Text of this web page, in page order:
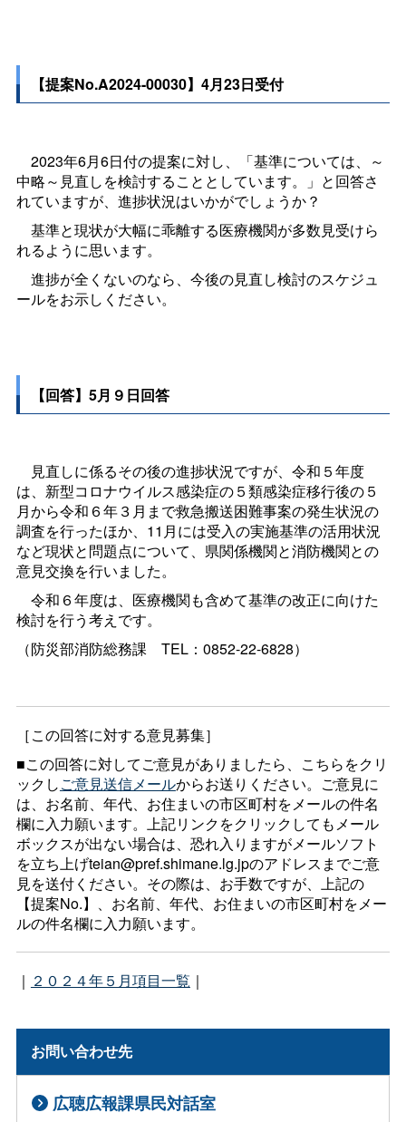
【提案No.A2024-00030】4月23日受付
2023年6月6日付の提案に対し、「基準については、～
中略～見直しを検討することとしています。」と回答さ
れていますが、進捗状況はいかがでしょうか？
基準と現状が大幅に乖離する医療機関が多数見受けら
れるように思います。
進捗が全くないのなら、今後の見直し検討のスケジュ
ールをお示しください。
【回答】5月９日回答
見直しに係るその後の進捗状況ですが、令和５年度
は、新型コロナウイルス感染症の５類感染症移行後の５
月から令和６年３月まで救急搬送困難事案の発生状況の
調査を行ったほか、11月には受入の実施基準の活用状況
など現状と問題点について、県関係機関と消防機関との
意見交換を行いました。
令和６年度は、医療機関も含めて基準の改正に向けた
検討を行う考えです。
（防災部消防総務課 TEL：0852-22-6828）
［この回答に対する意見募集］
■この回答に対してご意見がありましたら、こちらをクリ
ックしご意見送信メールからお送りください。ご意見に
は、お名前、年代、お住まいの市区町村をメールの件名
欄に入力願います。上記リンクをクリックしてもメール
ボックスが出ない場合は、恐れ入りますがメールソフト
を立ち上げteian@pref.shimane.lg.jpのアドレスまでご意
見を送付ください。その際は、お手数ですが、上記の
【提案No.】、お名前、年代、お住まいの市区町村をメー
ルの件名欄に入力願います。
｜ ２０２４年５月項目一覧 ｜
お問い合わせ先
広聴広報課県民対話室